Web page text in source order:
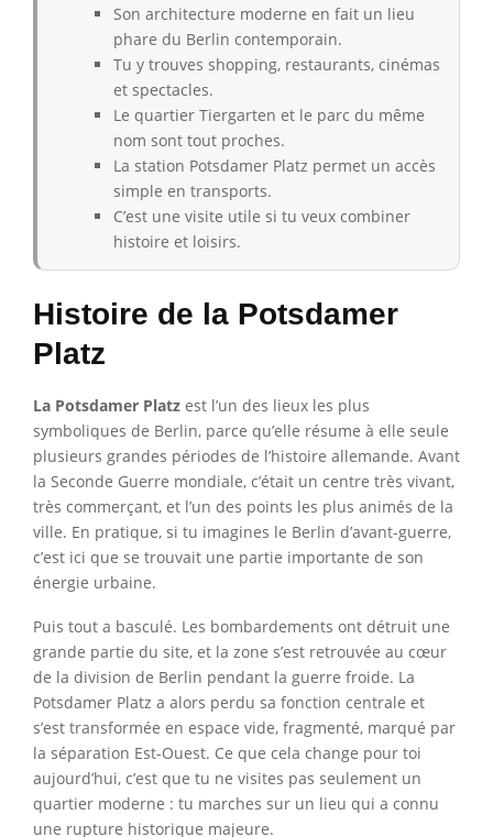
Son architecture moderne en fait un lieu
phare du Berlin contemporain.
Tu y trouves shopping, restaurants, cinémas
et spectacles.
Le quartier Tiergarten et le parc du même
nom sont tout proches.
La station Potsdamer Platz permet un accès
simple en transports.
C’est une visite utile si tu veux combiner
histoire et loisirs.
Histoire de la Potsdamer
Platz
La Potsdamer Platz est l’un des lieux les plus
symboliques de Berlin, parce qu’elle résume à elle seule
plusieurs grandes périodes de l’histoire allemande. Avant
la Seconde Guerre mondiale, c’était un centre très vivant,
très commerçant, et l’un des points les plus animés de la
ville. En pratique, si tu imagines le Berlin d’avant-guerre,
c’est ici que se trouvait une partie importante de son
énergie urbaine.
Puis tout a basculé. Les bombardements ont détruit une
grande partie du site, et la zone s’est retrouvée au cœur
de la division de Berlin pendant la guerre froide. La
Potsdamer Platz a alors perdu sa fonction centrale et
s’est transformée en espace vide, fragmenté, marqué par
la séparation Est-Ouest. Ce que cela change pour toi
aujourd’hui, c’est que tu ne visites pas seulement un
quartier moderne : tu marches sur un lieu qui a connu
une rupture historique majeure.